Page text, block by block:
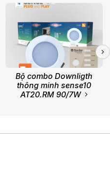
Bộ combo Downligth
thông minh sense10
AT20.RM 90/7W